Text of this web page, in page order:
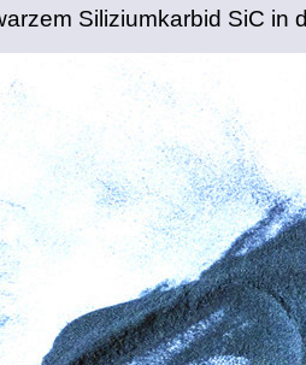
Siliziumkarbid SiC in